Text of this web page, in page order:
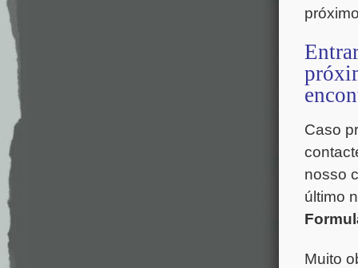
Caso
nosso
último
Muito